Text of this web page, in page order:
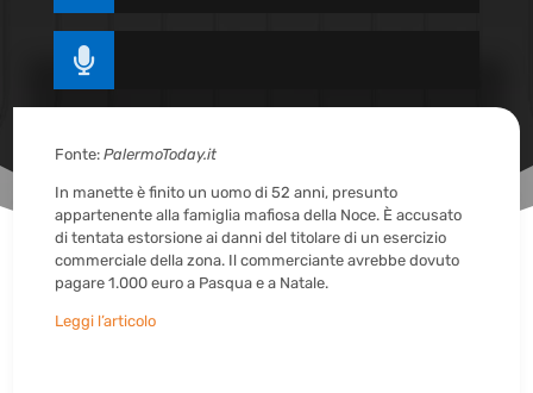

Fonte:PalermoToday.it
In manette è finito un uomo di 52 anni, presunto
appartenente alla famiglia mafiosa della Noce. È accusato
di tentata estorsione ai danni del titolare di un esercizio
commerciale della zona. Il commerciante avrebbe dovuto
pagare 1.000 euro a Pasqua e a Natale.
Leggi l’articolo